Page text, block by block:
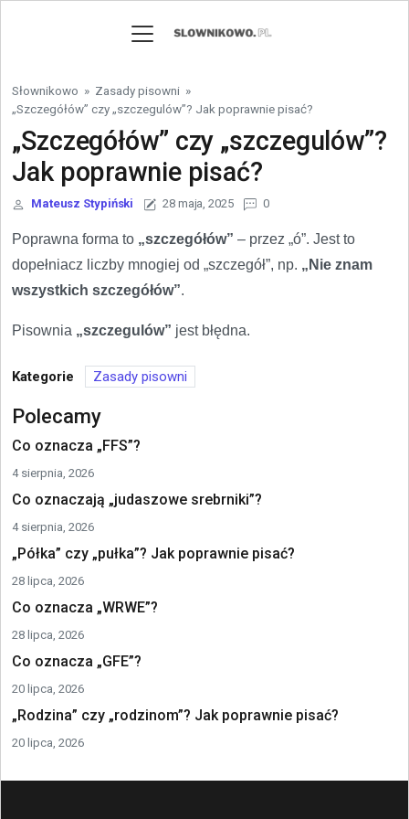
Słownikowo » Zasady pisowni »
„Szczegółów” czy „szczegulów”? Jak poprawnie pisać?
„Szczegółów” czy „szczegulów”?
Jak poprawnie pisać?
Mateusz Stypiński 28 maja, 2025 0
Poprawna forma to „szczegółów” – przez „ó”. Jest to
dopełniacz liczby mnogiej od „szczegół”, np. „Nie znam
wszystkich szczegółów”.
Pisownia „szczegulów” jest błędna.
Kategorie Zasady pisowni
Polecamy
Co oznacza „FFS”?
4 sierpnia, 2026
Co oznaczają „judaszowe srebrniki”?
4 sierpnia, 2026
„Półka” czy „pułka”? Jak poprawnie pisać?
28 lipca, 2026
Co oznacza „WRWE”?
28 lipca, 2026
Co oznacza „GFE”?
20 lipca, 2026
„Rodzina” czy „rodzinom”? Jak poprawnie pisać?
20 lipca, 2026